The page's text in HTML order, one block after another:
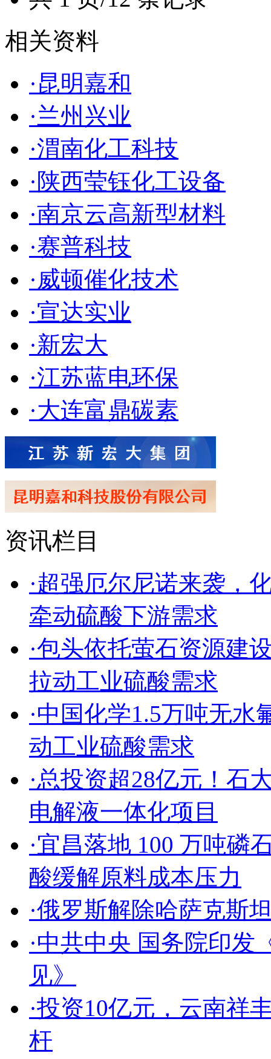
相关资料
·昆明嘉和
·兰州兴业
·渭南化工科技
·陕西莹钰化工设备
·南京云高新型材料
·赛普科技
·威顿催化技术
·宣达实业
·新宏大
·江苏蓝电环保
·大连富鼎碳素
资讯栏目
·超强厄尔尼诺来袭，
牵动硫酸下游需求
·包头依托萤石资源建
拉动工业硫酸需求
·中国化学1.5万吨无
动工业硫酸需求
·总投资超28亿元！石
电解液一体化项目
·宜昌落地 100 万吨磷
酸缓解原料成本压力
·俄罗斯解除哈萨克斯
·中共中央 国务院印发
见》
·投资10亿元，云南祥
杆